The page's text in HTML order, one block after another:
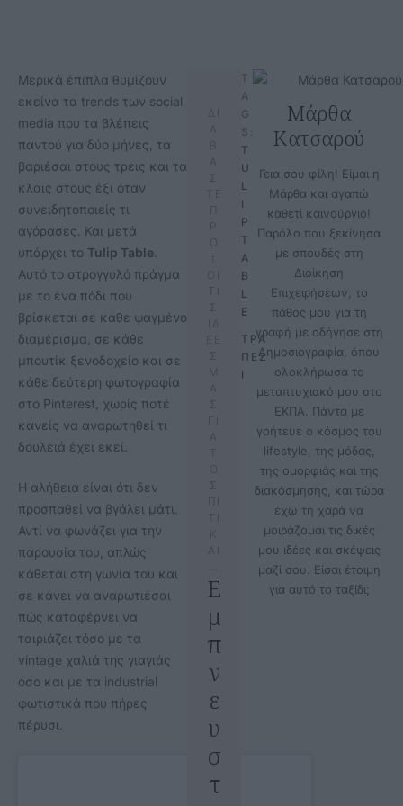
Μερικά έπιπλα θυμίζουν
εκείνα τα trends των social
media που τα βλέπεις
παντού για δύο μήνες, τα
βαριέσαι στους τρεις και τα
κλαις στους έξι όταν
συνειδητοποιείς τι
αγόρασες. Και μετά
υπάρχει το Tulip Table
Αυτό το στρογγυλό πράγμα
με το ένα πόδι που
βρίσκεται σε κάθε ψαγμένο
διαμέρισμα, σε κάθε
μπουτίκ ξενοδοχείο και σε
κάθε δεύτερη φωτογραφία
στο Pinterest, χωρίς ποτέ
κανείς να αναρωτηθεί τι
δουλειά έχει εκεί.
Η αλήθεια είναι ότι δεν
προσπαθεί να βγάλει μάτι.
Αντί να φωνάζει για την
παρουσία του, απλώς
κάθεται στη γωνία του και
σε κάνει να αναρωτιέσαι
πώς καταφέρνει να
ταιριάζει τόσο με τα
vintage χαλιά της γιαγιάς
όσο και με τα industrial
φωτιστικά που πήρες
πέρυσι.
ΔΙ
Α
Α
Σ
Ρ
Σ
ΙΔ
Σ
Μ
Α
Σ
Α
Σ
ΑΙ
…
Ε
μ
π
ν
ε
υ
σ
τ
T
A
G
S:
T
U
L
I
P
T
A
B
L
E
ΤΡΑ
ΠΕΖ
Ι
Μάρθα
Κατσαρού
Γεια σου φίλη! Είμαι η
Μάρθα και αγαπώ
καθετί καινούργιο!
Παρόλο που ξεκίνησα
με σπουδές στη
Διοίκηση
Επιχειρήσεων, το
πάθος μου για τη
γραφή με οδήγησε στη
Δημοσιογραφία, όπου
ολοκλήρωσα το
μεταπτυχιακό μου στο
ΕΚΠΑ. Πάντα με
γοήτευε ο κόσμος του
lifestyle, της μόδας,
της ομορφιάς και της
διακόσμησης, και τώρα
έχω τη χαρά να
μοιράζομαι τις δικές
μου ιδέες και σκέψεις
μαζί σου. Είσαι έτοιμη
για αυτό το ταξίδι;